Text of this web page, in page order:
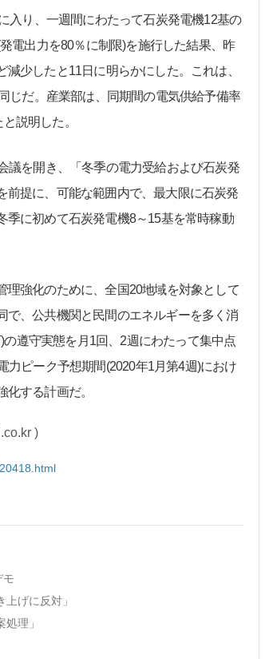
り、一週間にわたって石炭発電機12基の
電出力を80％に制限)を施行した結果、昨
少したと11日に明らかにした。これは、
じだ。産業部は、同期間の電気供給予備率
説明した。
を開き、「冬季の電力受給および石炭発
前提に、可能な範囲内で、最大限に石炭発
季に初めて石炭発電機8～15基を常時稼動
強化のために、全国20地域を対象として
、公共機関と民間のエネルギーを多く消
遵守実態を月1回、2週にわたって集中点
ピーク予想期間(2020年1月第4週)におけ
する計画だ。
)
モ
げに反対」
理」